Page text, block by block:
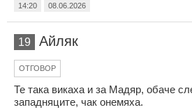
14:20 08.06.2026
19 Айляк
ОТГОВОР
Те така викаха и за Мадяр, обаче
западняците, чак онемяха.